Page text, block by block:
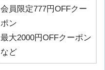
会員限定777円OFFクー
ポン
最大2000円OFFクーポン
など